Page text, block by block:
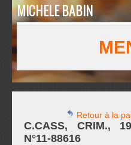
MICHELE BABIN
Retour à la
C.CASS, CRIM.,
N°11-88616